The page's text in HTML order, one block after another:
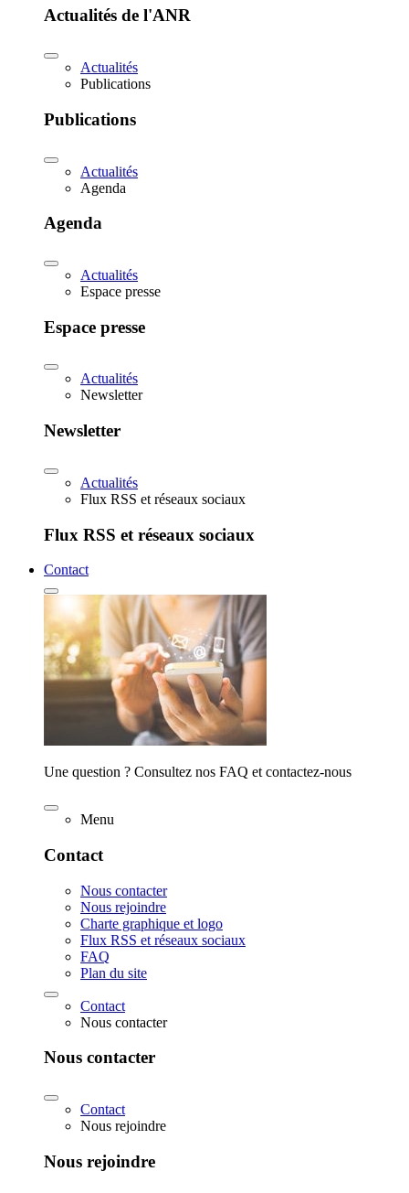
Actualités de l'ANR
Actualités
Publications
Publications
Actualités
Agenda
Agenda
Actualités
Espace presse
Espace presse
Actualités
Newsletter
Newsletter
Actualités
Flux RSS et réseaux sociaux
Flux RSS et réseaux sociaux
Contact
Une question ? Consultez nos FAQ et contactez-nous
Menu
Contact
Nous contacter
Nous rejoindre
Charte graphique et logo
Flux RSS et réseaux sociaux
FAQ
Plan du site
Contact
Nous contacter
Nous contacter
Contact
Nous rejoindre
Nous rejoindre